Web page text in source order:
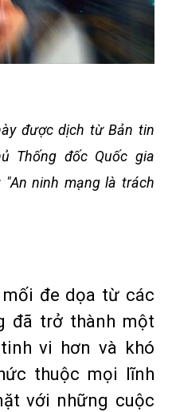
được dịch từ Bản tin
Thống đốc Quốc gia
"An ninh mạng là trách
mối đe dọa từ các
đã trở thành một
vi hơn và khó
thuộc mọi lĩnh
với những cuộc